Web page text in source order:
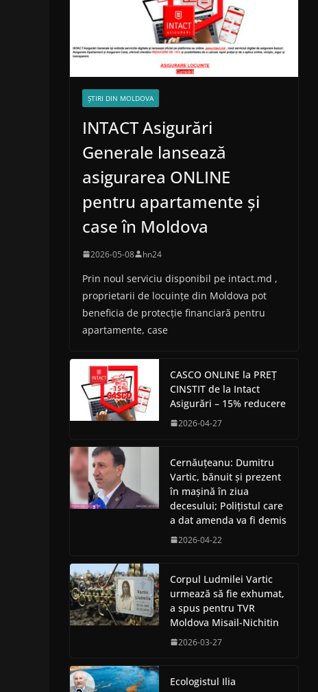
ȘTIRI DIN MOLDOVA
INTACT Asigurări
Generale lansează
asigurarea ONLINE
pentru apartamente și
case în Moldova
2026-05-08 hn24
Prin noul serviciu disponibil pe intact.md ,
proprietarii de locuințe din Moldova pot
beneficia de protecție financiară pentru
apartamente, case
CASCO ONLINE la PREȚ
CINSTIT de la Intact
Asigurări – 15% reducere
2026-04-27
Cernăuțeanu: Dumitru
Vartic, bănuit și prezent
în mașină în ziua
decesului; Polițistul care
a dat amenda va fi demis
2026-04-22
Corpul Ludmilei Vartic
urmează să fie exhumat,
a spus pentru TVR
Moldova Misail-Nichitin
2026-03-27
Ecologistul Ilia